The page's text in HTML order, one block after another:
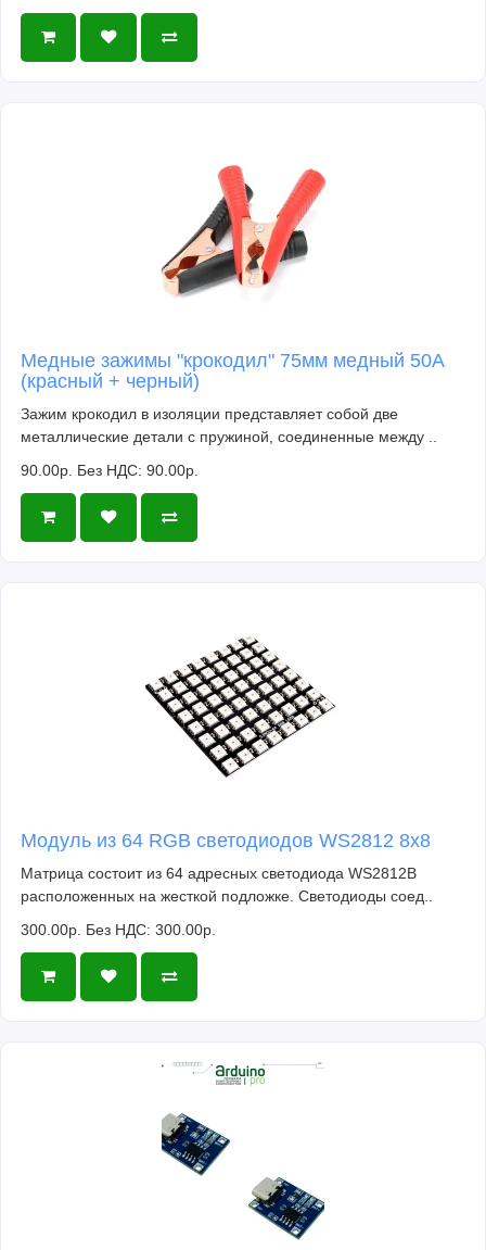
Медные зажимы "крокодил" 75мм медный 50A
(красный + черный)
Зажим крокодил в изоляции представляет собой две
металлические детали с пружиной, соединенные между ..
90.00р. Без НДС: 90.00р.
Модуль из 64 RGB светодиодов WS2812 8x8
Матрица состоит из 64 адресных светодиода WS2812B
расположенных на жесткой подложке. Светодиоды соед..
300.00р. Без НДС: 300.00р.